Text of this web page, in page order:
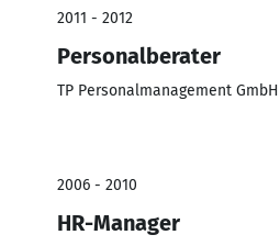
2011 - 2012
Personalberater
TP Personalmanagement GmbH
2006 - 2010
HR-Manager